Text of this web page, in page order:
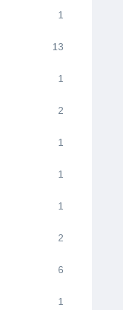
1
13
1
2
1
1
1
2
6
1